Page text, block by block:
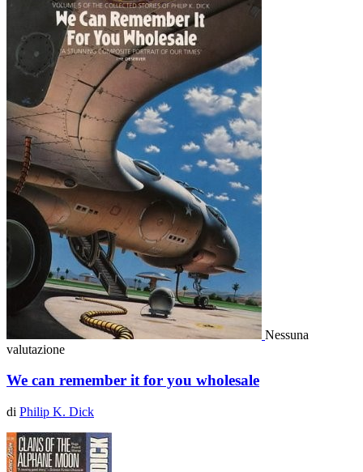
Nessuna
valutazione
We can remember it for you wholesale
di Philip K. Dick